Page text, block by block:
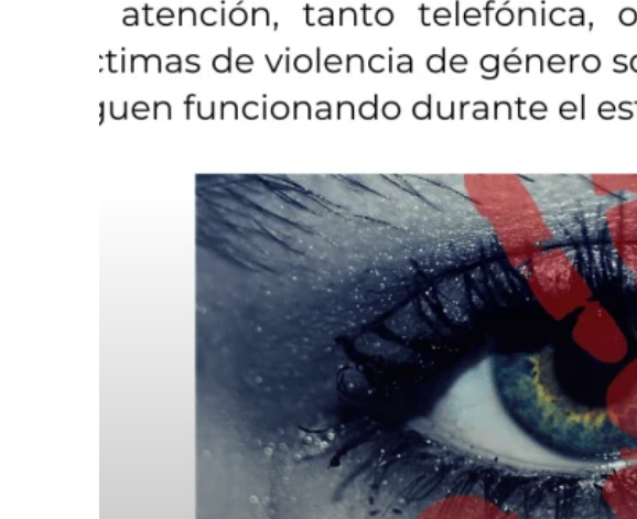
las
víctimas
de
violencia
de